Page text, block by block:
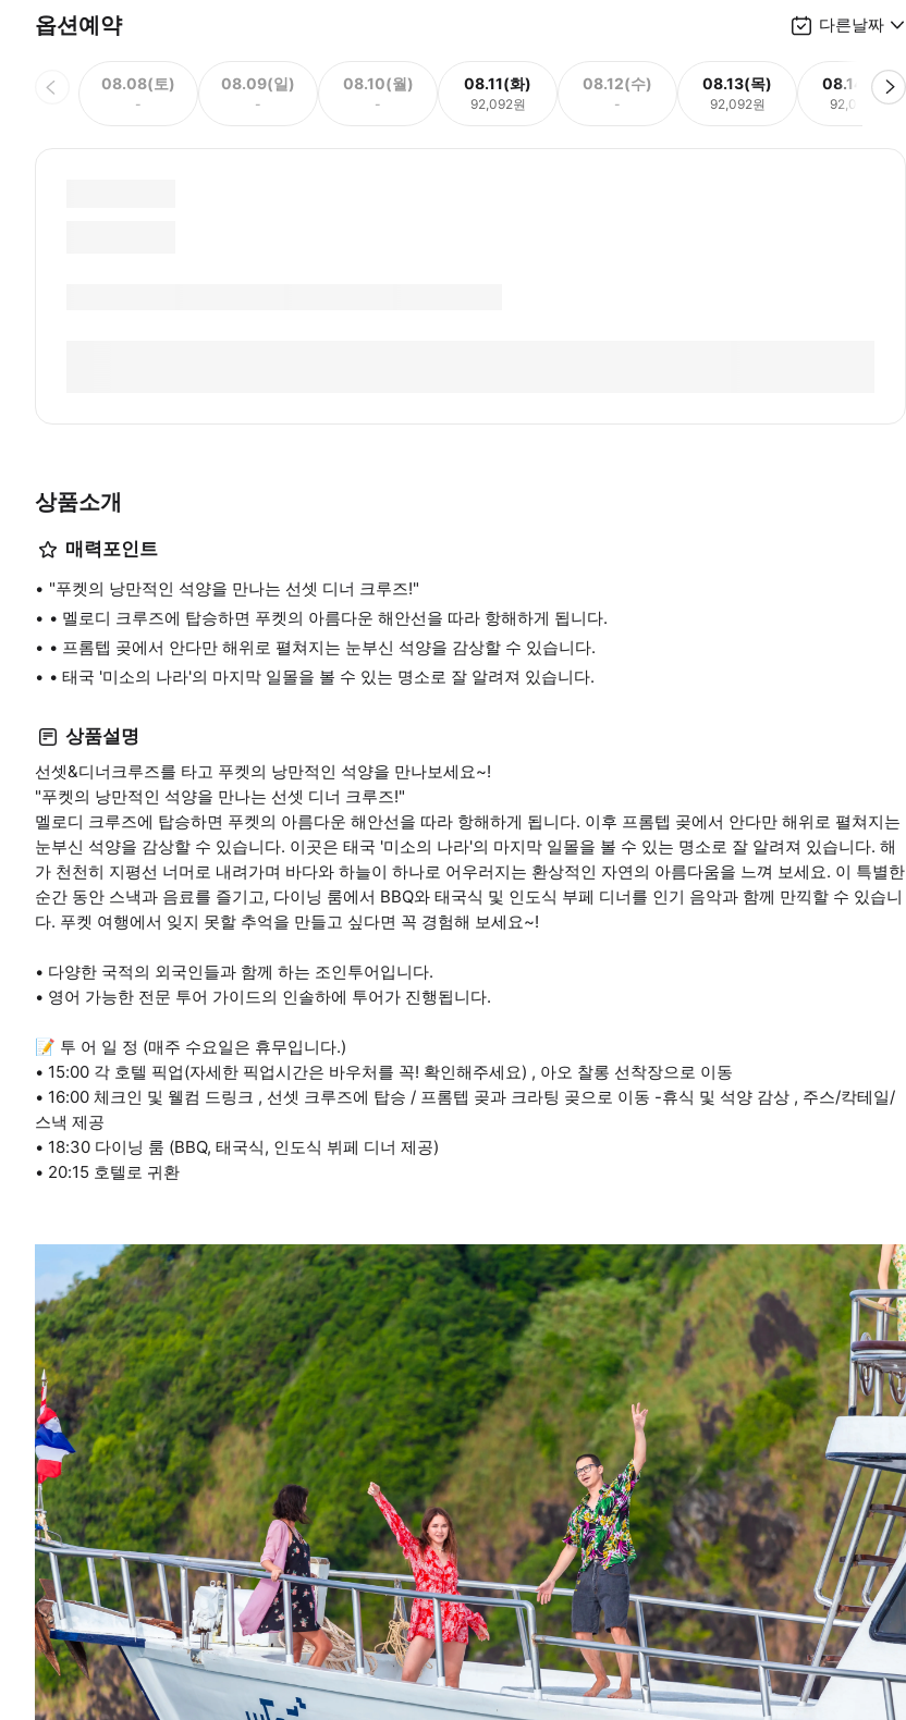
옵션예약 다른날짜
08.08(토)
-
08.09(일)
-
08.10(월)
-
08.11(화)
92,092원
08.12(수)
-
08.13(목)
92,092원
08.14(금)
92,092원
상품소개
매력포인트
​"푸켓의 낭만적인 석양을 만나는 선셋 디너 크루즈!"
• 멜로디 크루즈에 탑승하면 푸켓의 아름다운 해안선을 따라 항해하게 됩니다.
• 프롬텝 곶에서 안다만 해위로 펼쳐지는 눈부신 석양을 감상할 수 있습니다.
• 태국 '미소의 나라'의 마지막 일몰을 볼 수 있는 명소로 잘 알려져 있습니다.
상품설명
선셋&디너크루즈를 타고 푸켓의 낭만적인 석양을 만나보세요~!
​"푸켓의 낭만적인 석양을 만나는 선셋 디너 크루즈!"
멜로디 크루즈에 탑승하면 푸켓의 아름다운 해안선을 따라 항해하게 됩니다. 이후 프롬텝 곶에서 안다만 해위로 펼쳐지는
눈부신 석양을 감상할 수 있습니다. 이곳은 태국 '미소의 나라'의 마지막 일몰을 볼 수 있는 명소로 잘 알려져 있습니다. 해
가 천천히 지평선 너머로 내려가며 바다와 하늘이 하나로 어우러지는 환상적인 자연의 아름다움을 느껴 보세요. 이 특별한
순간 동안 스낵과 음료를 즐기고, 다이닝 룸에서 BBQ와 태국식 및 인도식 부페 디너를 인기 음악과 함께 만끽할 수 있습니
다. 푸켓 여행에서 잊지 못할 추억을 만들고 싶다면 꼭 경험해 보세요~!
​• 다양한 국적의 외국인들과 함께 하는 조인투어입니다.
​• ​영어 가능한 전문 투어 가이드의 인솔하에 투어가 진행됩니다.
📝 투 어 일 정 (매주 수요일은 휴무입니다.)
• 15:00 각 호텔 픽업(자세한 픽업시간은 바우처를 꼭! 확인해주세요) , 아오 찰롱 선착장으로 이동
• 16:00​ 체크인 및 웰컴 드링크 , 선셋 크루즈에 탑승 / 프롬텝 곶과 크라팅 곶으로 이동 -휴식 및 석양 감상 , 주스/칵테일/
스낵 제공
• 18:30​ 다이닝 룸 (BBQ, 태국식, 인도식 뷔페 디너 제공)
• 20:15​ 호텔로 귀환